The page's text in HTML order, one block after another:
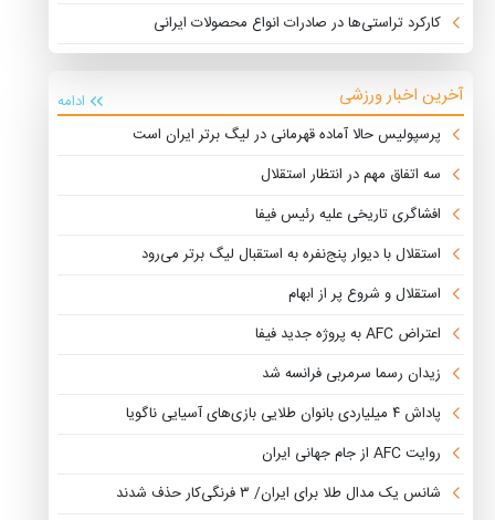
کارکرد تراستی‌ها در صادرات انواع محصولات ایرانی
آخرین اخبار ورزشی
ادامه
پرسپولیس حالا آماده قهرمانی در لیگ برتر ایران است
سه اتفاق مهم در انتظار استقلال
افشاگری تاریخی علیه رئیس فیفا
استقلال با دیوار پنج‌نفره به استقبال لیگ برتر می‌رود
استقلال و شروع پر از ابهام
اعتراض AFC به پروژه جدید فیفا
زیدان رسما سرمربی فرانسه شد
پاداش ۴ میلیاردی بانوان طلایی بازی‌های آسیایی ناگویا
روایت AFC از جام جهانی ایران
شانس یک مدال طلا برای ایران/ ۳ فرنگی‌کار حذف شدند